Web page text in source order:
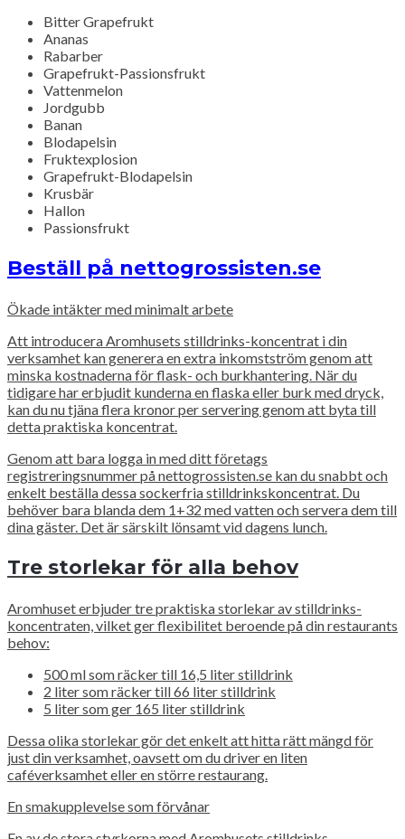
Bitter Grapefrukt
Ananas
Rabarber
Grapefrukt-Passionsfrukt
Vattenmelon
Jordgubb
Banan
Blodapelsin
Fruktexplosion
Grapefrukt-Blodapelsin
Krusbär
Hallon
Passionsfrukt
Beställ på nettogrossisten.se
Ökade intäkter med minimalt arbete
Att introducera Aromhusets stilldrinks-koncentrat i din
verksamhet kan generera en extra inkomstström genom att
minska kostnaderna för flask- och burkhantering. När du
tidigare har erbjudit kunderna en flaska eller burk med dryck,
kan du nu tjäna flera kronor per servering genom att byta till
detta praktiska koncentrat.
Genom att bara logga in med ditt företags
registreringsnummer på nettogrossisten.se kan du snabbt och
enkelt beställa dessa sockerfria stilldrinkskoncentrat. Du
behöver bara blanda dem 1+32 med vatten och servera dem till
dina gäster. Det är särskilt lönsamt vid dagens lunch.
Tre storlekar för alla behov
Aromhuset erbjuder tre praktiska storlekar av stilldrinks-
koncentraten, vilket ger flexibilitet beroende på din restaurants
behov:
500 ml som räcker till 16,5 liter stilldrink
2 liter som räcker till 66 liter stilldrink
5 liter som ger 165 liter stilldrink
Dessa olika storlekar gör det enkelt att hitta rätt mängd för
just din verksamhet, oavsett om du driver en liten
caféverksamhet eller en större restaurang.
En smakupplevelse som förvånar